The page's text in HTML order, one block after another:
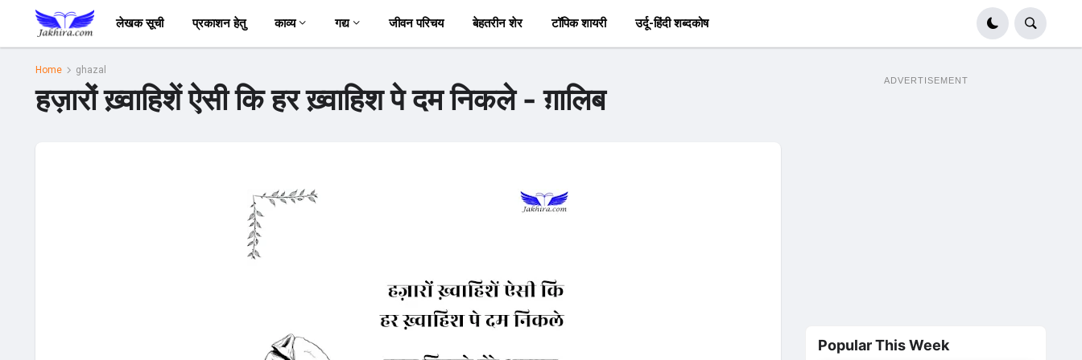
लेखक सूची प्रकाशन हेतु काव्य गद्य जीवन परिचय बेहतरीन शेर टॉपिक शायरी उर्दू-हिंदी शब्दकोष
Home ghazal
हज़ारों ख़्वाहिशें ऐसी कि हर ख़्वाहिश पे दम निकले - ग़ालिब
ADVERTISEMENT
Popular This Week